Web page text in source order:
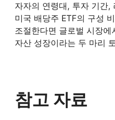
자자의 연령대, 투자 기간,
미국 배당주 ETF의 구성
조절한다면 글로벌 시장
자산 성장이라는 두 마리
참고 자료